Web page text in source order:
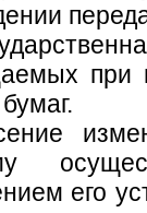
при
его